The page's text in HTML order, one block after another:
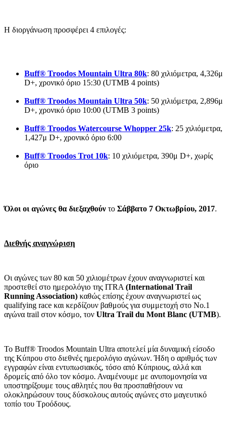
H διοργάνωση προσφέρει 4 επιλογές:
Buff® Troodos Mountain Ultra 80k: 80 χιλιόμετρα, 4,326μ
D+, χρονικό όριο 15:30 (UTMB 4 points)
Buff® Troodos Mountain Ultra 50k: 50 χιλιόμετρα, 2,896μ
D+, χρονικό όριο 10:00 (UTMB 3 points)
Buff® Troodos Watercourse Whopper 25k: 25 χιλιόμετρα,
1,427μ D+, χρονικό όριο 6:00
Buff® Troodos Trot 10k: 10 χιλιόμετρα, 390μ D+, χωρίς
όριο
Όλοι οι αγώνες θα διεξαχθούν το Σάββατο 7 Οκτωβρίου, 2017.
Διεθνής αναγνώριση
Οι αγώνες των 80 και 50 χιλιομέτρων έχουν αναγνωριστεί και
προστεθεί στο ημερολόγιο της ITRA (International Trail
Running Association) καθώς επίσης έχουν αναγνωριστεί ως
qualifying race και κερδίζουν βαθμούς για συμμετοχή στο No.1
αγώνα trail στον κόσμο, τον Ultra Trail du Mont Blanc (UTMB).
Το Buff® Troodos Mountain Ultra αποτελεί μία δυναμική είσοδο
της Κύπρου στο διεθνές ημερολόγιο αγώνων. Ήδη ο αριθμός των
εγγραφών είναι εντυπωσιακός, τόσο από Κύπριους, αλλά και
δρομείς από όλο τον κόσμο. Αναμένουμε με ανυπομονησία να
υποστηρίξουμε τους αθλητές που θα προσπαθήσουν να
ολοκληρώσουν τους δύσκολους αυτούς αγώνες στο μαγευτικό
τοπίο του Τροόδους.